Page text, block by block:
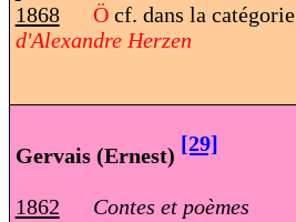
1868 Ö cf. dans la catégorie
d'Alexandre Herzen
Gervais (Ernest) [29]
1862
Contes et poèmes